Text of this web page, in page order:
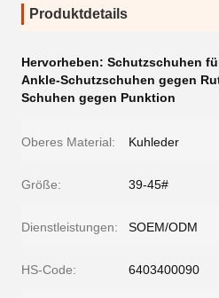
Produktdetails
Hervorheben: Schutzschuhen
Ankle-Schutzschuhen gegen
Schuhen gegen Punktion
Oberes Material: Kuhleder
Größe: 39-45#
Dienstleistungen: SOEM/ODM
HS-Code: 6403400090